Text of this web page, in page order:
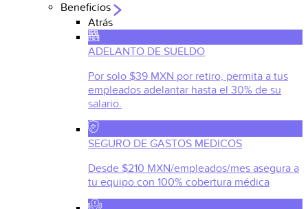
Beneficios
Atrás
ADELANTO DE SUELDO
Por solo $39 MXN por retiro, permita a tus
empleados adelantar hasta el 30% de su
salario.
SEGURO DE GASTOS MEDICOS
Desde $210 MXN/empleados/mes asegura a
tu equipo con 100% cobertura médica